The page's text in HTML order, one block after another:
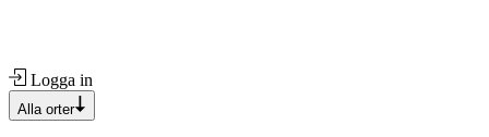
Logga in
Alla orter